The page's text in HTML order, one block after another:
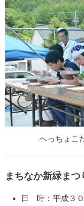
へっちょこ
まちなか新緑まつ
日 時：平成３